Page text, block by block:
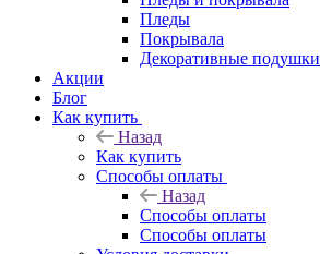
Пледы
Покрывала
Декоративные подушки
Акции
Блог
Как купить
Назад
Как купить
Способы оплаты
Назад
Способы оплаты
Способы оплаты